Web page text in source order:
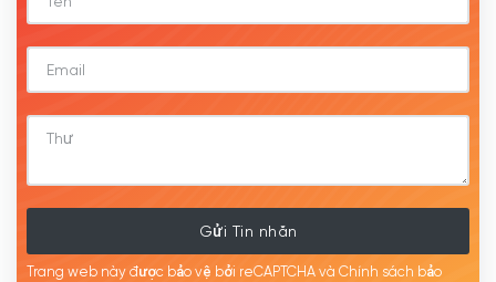
Gửi Tin nhắn
Trang web này được bảo vệ bởi reCAPTCHA và Chính sách bảo